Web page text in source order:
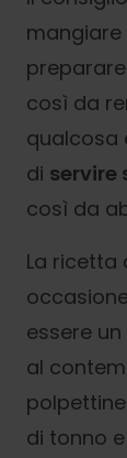
mangiare
così da
qualcosa
di servire
così da
La ricetta
essere
al
di tonno